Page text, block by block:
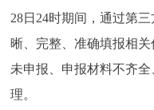
28日24时期间，通过第
晰、完整、准确填报相
未申报、申报材料不齐
理。